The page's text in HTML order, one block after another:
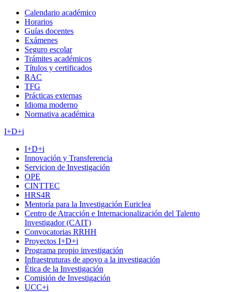
Calendario académico
Horarios
Guías docentes
Exámenes
Seguro escolar
Trámites académicos
Títulos y certificados
RAC
TFG
Prácticas externas
Idioma moderno
Normativa académica
I+D+i
I+D+i
Innovación y Transferencia
Servicion de Investigación
OPE
CINTTEC
HRS4R
Mentoría para la Investigación Euriclea
Centro de Atracción e Internacionalización del Talento
Investigador (CAIT)
Convocatorias RRHH
Proyectos I+D+i
Programa propio investigación
Infraestruturas de apoyo a la investigación
Ética de la Investigación
Comisión de Investigación
UCC+i